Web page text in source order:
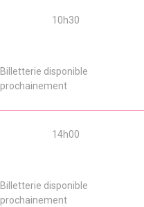
10h30
Billetterie disponible
prochainement
14h00
Billetterie disponible
prochainement